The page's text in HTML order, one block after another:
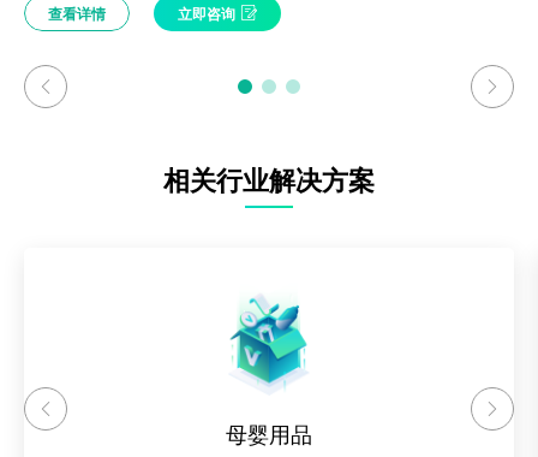
查看详情 立即咨询
查看详情 立即咨询
相关行业解决方案
母婴用品